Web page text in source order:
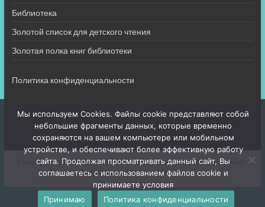
Библиотека
Золотой список для детского чтения
Золотая полка книг библиотеки
Политика конфиденциальности
Copyright © 2026МБОУ СШ 4. Все права защищены. ТемаSpacious
ThemeGrill. На платформе:WordPress.
Мы используем Cookies. Файлы cookie представляют собой
небольшие фрагменты данных, которые временно
сохраняются на вашем компьютере или мобильном
устройстве, и обеспечивают более эффективную работу
сайта. Продолжая просматривать данный сайт, Вы
соглашаетесь с использованием файлов cookie и
принимаете условия
Принимаю
Политика конфиденциальности